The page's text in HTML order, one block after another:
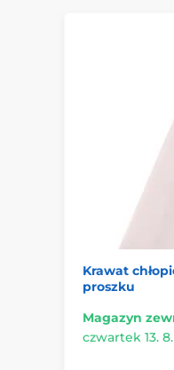
Krawat
proszku
Magazyn
czwartek 13.